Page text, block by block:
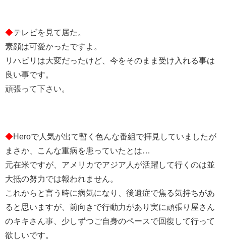
◆テレビを見て居た。
素顔は可愛かったですよ。
リハビリは大変だったけど、今をそのまま受け入れる事は
良い事です。
頑張って下さい。
◆Heroで人気が出て暫く色んな番組で拝見していましたが
まさか、こんな重病を患っていたとは…
元在米ですが、アメリカでアジア人が活躍して行くのは並
大抵の努力では報われません。
これからと言う時に病気になり、後遺症で焦る気持ちがあ
ると思いますが、前向きで行動力があり実に頑張り屋さん
のキキさん事、少しずつご自身のペースで回復して行って
欲しいです。